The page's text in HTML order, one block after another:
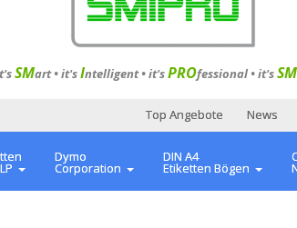
SMart •it'sIntelligent•it'sPROfessional•it's
Top Angebote News
Dymo
Corporation
DIN A4
Etiketten Bögen